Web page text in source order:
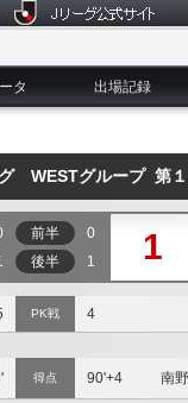
タ 出場記録
WESTグループ 第１
前半
0
後半 1 1
PK戦 4
得点 90'+4 南